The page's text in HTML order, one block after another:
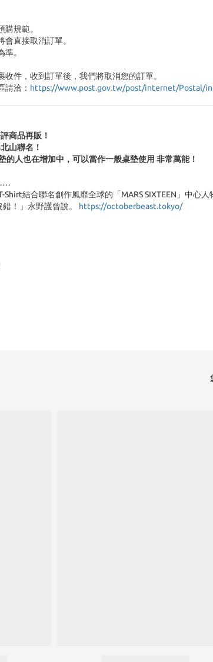
規範。
直接取消訂單。
。
件，收到訂單後，我們將取消您的訂單。
請洽： https://www.post.gov.tw/post/internet/Postal/
商品再販！
山聯名！
的人也在增加中，可以當作一般桌墊使用 非常萬能！
結合聯名創作風靡全球的「MARS SIXTEEN」中心人
錯！」永野護曾說。 https://octoberbeast.tokyo/